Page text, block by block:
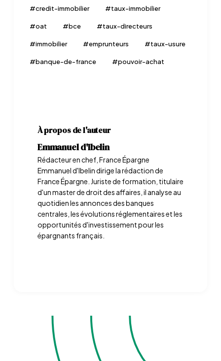
#credit-immobilier #taux-immobilier
#oat #bce #taux-directeurs
#immobilier #emprunteurs #taux-usure
#banque-de-france #pouvoir-achat
À propos de l'auteur
Emmanuel d'Ibelin
Rédacteur en chef, France Épargne
Emmanuel d'Ibelin dirige la rédaction de
France Épargne. Juriste de formation, titulaire
d'un master de droit des affaires, il analyse au
quotidien les annonces des banques
centrales, les évolutions réglementaires et les
opportunités d'investissement pour les
épargnants français.